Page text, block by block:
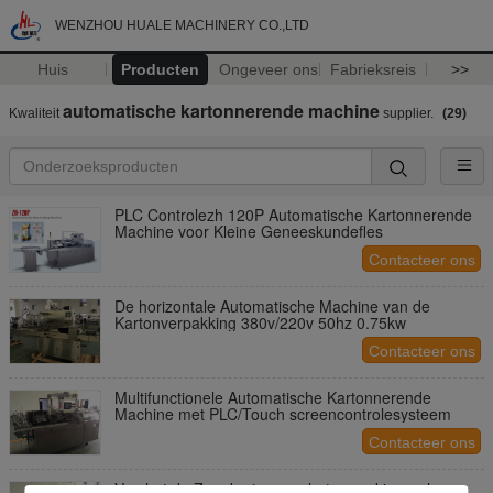
WENZHOU HUALE MACHINERY CO.,LTD
Huis Producten Ongeveer ons Fabrieksreis >>
Kwaliteit automatische kartonnerende machine supplier. (29)
PLC Controlezh 120P Automatische Kartonnerende
Machine voor Kleine Geneeskundefles
Contacteer ons
De horizontale Automatische Machine van de
Kartonverpakking 380v/220v 50hz 0.75kw
Contacteer ons
Multifunctionele Automatische Kartonnerende
Machine met PLC/Touch screencontrolesysteem
Contacteer ons
Van het de Zeepkarton van het aanrakingsscherm